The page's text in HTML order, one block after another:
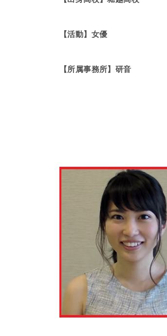
【活動】女優
【所属事務所】研音